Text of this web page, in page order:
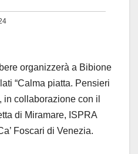
organizzerà a Bibione
“Calma piatta. Pensieri
in collaborazione con il
di Miramare, ISPRA
Foscari di Venezia.